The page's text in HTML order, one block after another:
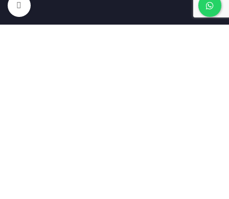
Clic para ampliar